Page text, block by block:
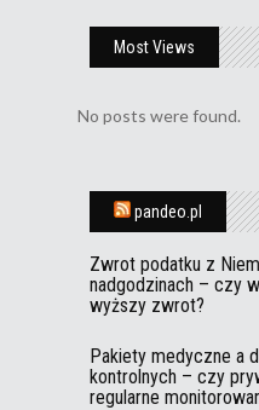
Most Views
No posts were found.
pandeo.pl
Zwrot podatku z
nadgodzinach – czy
wyższy zwrot?
Pakiety medyczne a
kontrolnych – czy
regularne